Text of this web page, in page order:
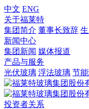
中文 ENG
关于福莱特
集团简介 董事长致辞
新闻中心
集团新闻 媒体报道
产品与服务
光伏玻璃 浮法玻璃 节
投资者关系